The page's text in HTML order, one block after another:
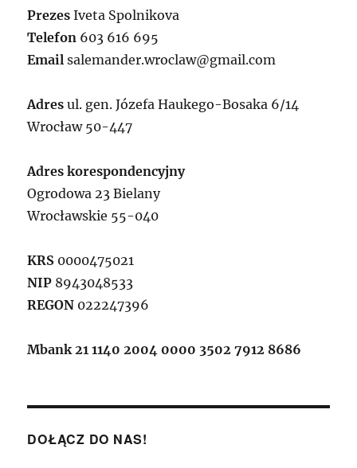
Prezes Iveta Spolnikova
Telefon 603 616 695
Emailsalemander.wroclaw@gmail.com
Adres ul. gen. Józefa Haukego-Bosaka 6/14
Wrocław 50-447
Adres korespondencyjny
Ogrodowa 23 Bielany
Wrocławskie 55-040
KRS 0000475021
NIP 8943048533
REGON 022247396
Mbank 21 1140 2004 0000 3502 7912 8686
DOŁĄCZ DO NAS!